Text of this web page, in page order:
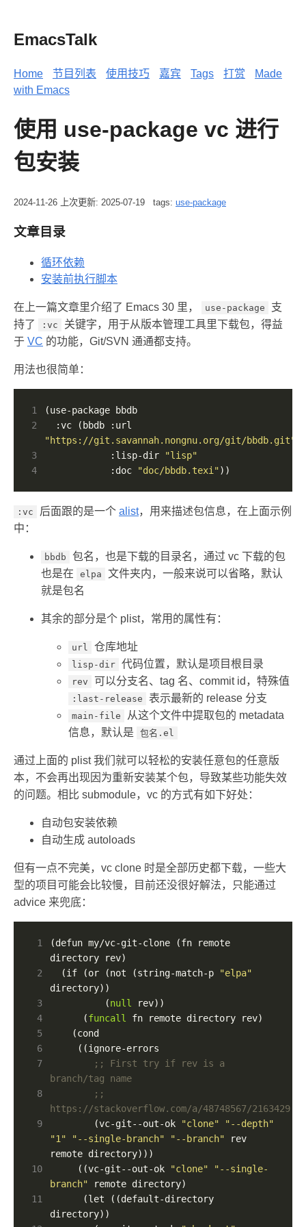
EmacsTalk
Home 节目列表 使用技巧 嘉宾 Tags 打赏
Made
with Emacs
使用 use-package vc 进行
包安装
2024-11-26 上次更新: 2025-07-19 tags: use-package
文章目录
循环依赖
安装前执行脚本
在上一篇文章里介绍了 Emacs 30 里， use-package
支
持了
:vc
关键字，用于从版本管理工具里下载包，得益
于 VC 的功能，Git/SVN 通通都支持。
用法也很简单：
1
(use-package bbdb
2
"https://git.savannah.nongnu.org/git/bbdb.git"
3
            :lisp-dir
"lisp"
4
            :doc
"doc/bbdb.texi"))
:vc 后面跟的是一个 alist，用来描述包信息，在上面示例
中：
bbdb
包名，也是下载的目录名，通过 vc 下载的包
也是在
elpa
文件夹内，一般来说可以省略，默认
就是包名
其余的部分是个 plist，常用的属性有：
url 仓库地址
lisp-dir 代码位置，默认是项目根目录
rev 可以分支名、tag 名、commit id，特殊值
:last-release 表示最新的 release 分支
main-file
从这个文件中提取包的 metadata
信息，默认是
包名.el
通过上面的 plist 我们就可以轻松的安装任意包的任意版
本，不会再出现因为重新安装某个包，导致某些功能失效
的问题。相比 submodule，vc 的方式有如下好处：
自动包安装依赖
自动生成 autoloads
但有一点不完美，vc clone 时是全部历史都下载，一些大
型的项目可能会比较慢，目前还没很好解法，只能通过
advice 来兜底：
1
(defun my/vc-git-clone (fn remote
2
  (if (or (not (string-match-p
"elpa"
3
          (
null
4
      (
funcall
5
6
7
;; First try if rev is a
branch/tag name
8
;;
https://stackoverflow.com/a/48748567/2163429
9
        (vc-git--out-ok
"clone"
"--depth"
"1"
"--single-branch" "--branch" rev
10
     ((vc-git--out-ok
"clone"
"--single-
branch"
11